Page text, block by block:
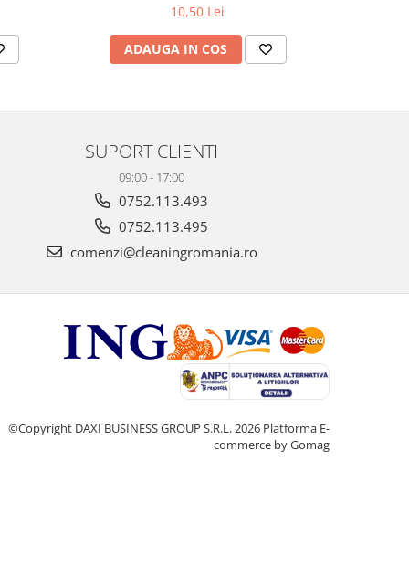
10,50 Lei
ADAUGA IN COS
SUPORT CLIENTI
09:00 - 17:00
0752.113.493
0752.113.495
comenzi@cleaningromania.ro
©Copyright DAXI BUSINESS GROUP S.R.L. 2026 Platforma E-
commerce by Gomag